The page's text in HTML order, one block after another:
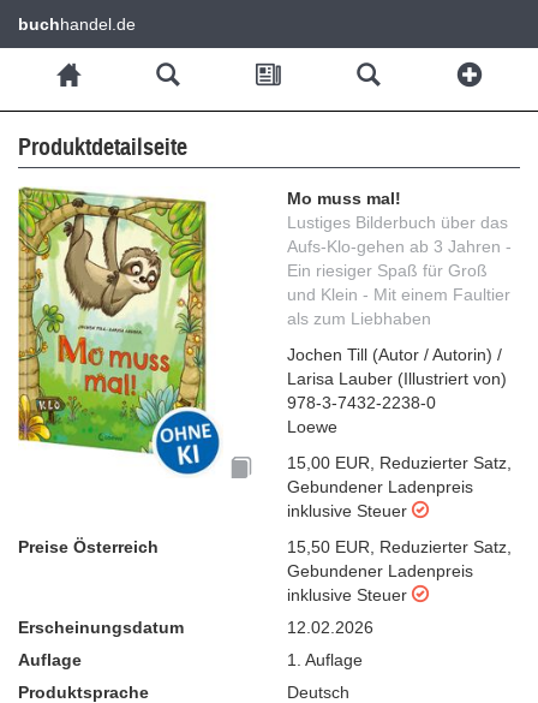
buchhandel.de
Produktdetailseite
Mo muss mal!
Lustiges Bilderbuch über das
Aufs-Klo-gehen ab 3 Jahren -
Ein riesiger Spaß für Groß
und Klein - Mit einem Faultier
als zum Liebhaben
Jochen Till (Autor / Autorin) /
Larisa Lauber (Illustriert von)
978-3-7432-2238-0
Loewe
15,00 EUR
Reduzierter Satz
Gebundener Ladenpreis
inklusive Steuer
Preise Österreich
15,50 EUR Reduzierter Satz
Gebundener Ladenpreis
inklusive Steuer
Erscheinungsdatum
12.02.2026
Auflage
1. Auflage
Produktsprache
Deutsch